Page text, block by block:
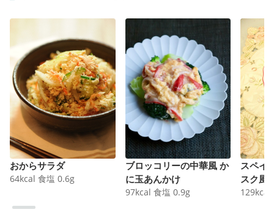
おからサラダ
64kcal 食塩 0.6g
ブロッコリーの中華風 か
に玉あんかけ
97kcal 食塩 0.9g
スペイ
スク風
129kcal